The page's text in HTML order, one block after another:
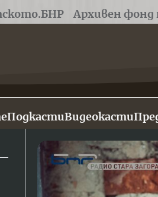
Архивен фонд
ПодкастиВидеокасти